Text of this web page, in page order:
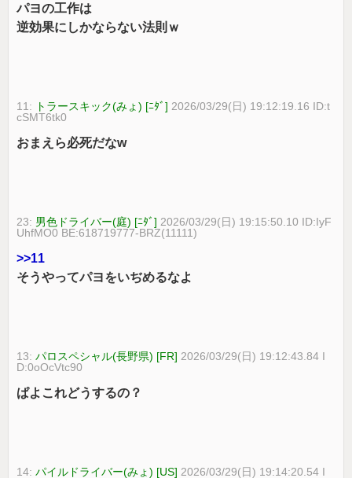
パヨの工作は
逆効果にしかならない法則ｗ
11: トラースキック(みょ) [ﾆﾀﾞ] 2026/03/29(日) 19:12:19.16 ID:t
cSMT6tk0
おまえら必死だなw
23: 男色ドライバー(庭) [ﾆﾀﾞ] 2026/03/29(日) 19:15:50.10 ID:IyF
UhfMO0 BE:618719777-BRZ(11111)
>>11
そうやってパヨをいぢめるなよ
13:パロスペシャル(長野県) [FR] 2026/03/29(日) 19:12:43.84 I
D:0oOcVtc90
ぱよこれどうするの？
14:パイルドライバー(みょ) [US] 2026/03/29(日) 19:14:20.54 I